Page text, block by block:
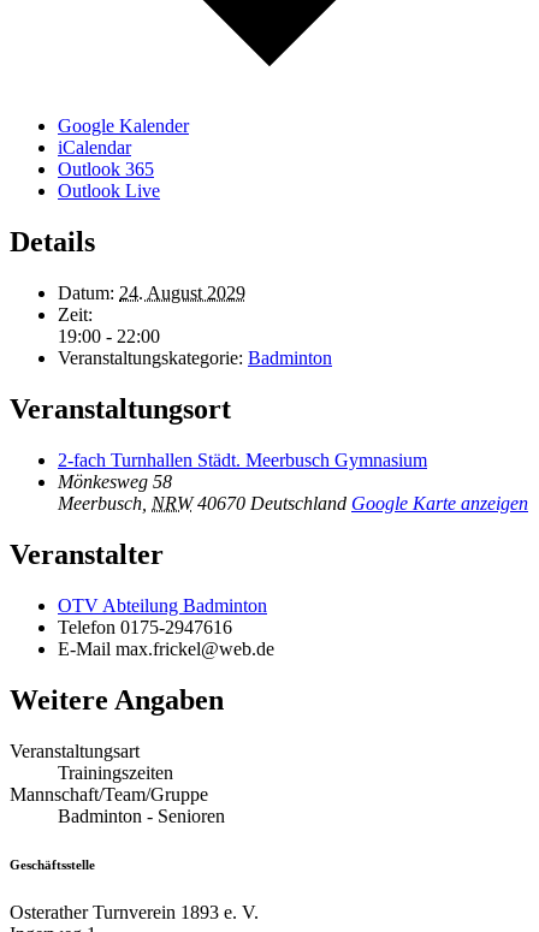
Google Kalender
iCalendar
Outlook 365
Outlook Live
Details
Datum: 24. August 2029
Zeit:
19:00 - 22:00
Veranstaltungskategorie: Badminton
Veranstaltungsort
2-fach Turnhallen Städt. Meerbusch Gymnasium
Mönkesweg 58
Meerbusch NRW 40670 Deutschland Google Karte anzeigen
Veranstalter
OTV Abteilung Badminton
Telefon 0175-2947616
E-Mail max.frickel@web.de
Weitere Angaben
Veranstaltungsart
Trainingszeiten
Mannschaft/Team/Gruppe
Badminton - Senioren
Geschäftsstelle
Osterather Turnverein 1893 e. V.